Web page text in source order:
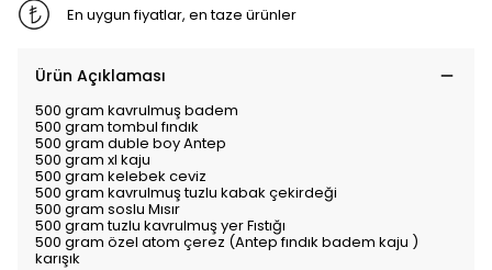
En uygun fiyatlar, en taze ürünler
Ürün Açıklaması
500 gram kavrulmuş badem
500 gram tombul fındık
500 gram duble boy Antep
500 gram xl kaju
500 gram kelebek ceviz
500 gram kavrulmuş tuzlu kabak çekirdeği
500 gram soslu Mısır
500 gram tuzlu kavrulmuş yer Fıstığı
500 gram özel atom çerez (Antep fındık badem kaju )
karışık